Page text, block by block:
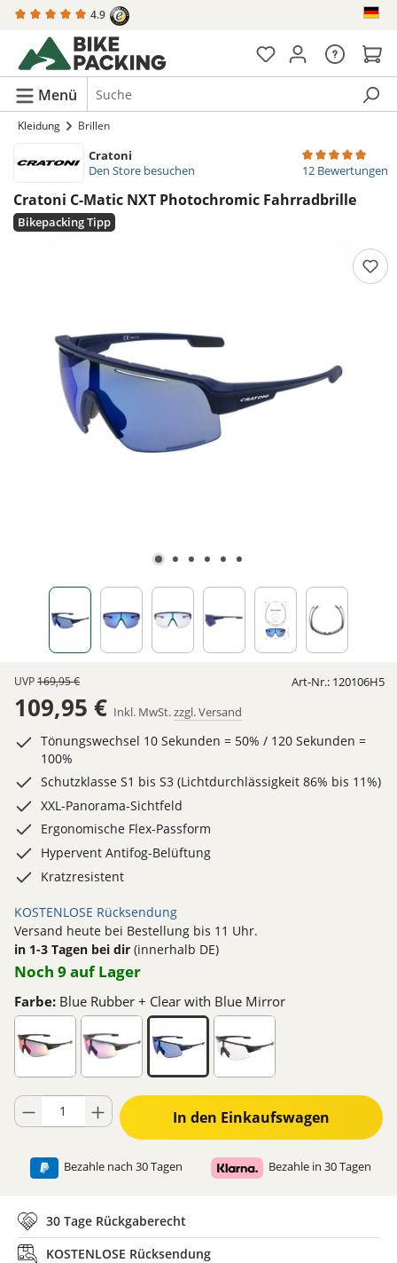
springen 4.9
Menü
Kleidung Brillen
Cratoni
Den Store besuchen
Cratoni C-Matic NXT Photochromic Fahrradbrille
Bikepacking Tipp
12 Bewertungen
UVP169,95 €
109,95 € Inkl. MwSt.zzgl. Versand
Tönungswechsel 10 Sekunden = 50% / 120 Sekunden =
100%
Schutzklasse S1 bis S3 (Lichtdurchlässigkeit 86% bis 11%)
XXL-Panorama-Sichtfeld
Ergonomische Flex-Passform
Hypervent Antifog-Belüftung
Kratzresistent
KOSTENLOSE Rücksendung
Versand heute bei Bestellung bis 11 Uhr.
in 1-3 Tagen bei dir (innerhalb DE)
Noch 9 auf Lager
Farbe: Blue Rubber + Clear with Blue Mirror
Produkt Anzahl: Gib den gewünschten Wert ein oder benutze die
In den Einkaufswagen
Bezahle nach 30 Tagen Bezahle in 30 Tagen
Art-Nr.: 120106H5
30 Tage Rückgaberecht
KOSTENLOSE Rücksendung